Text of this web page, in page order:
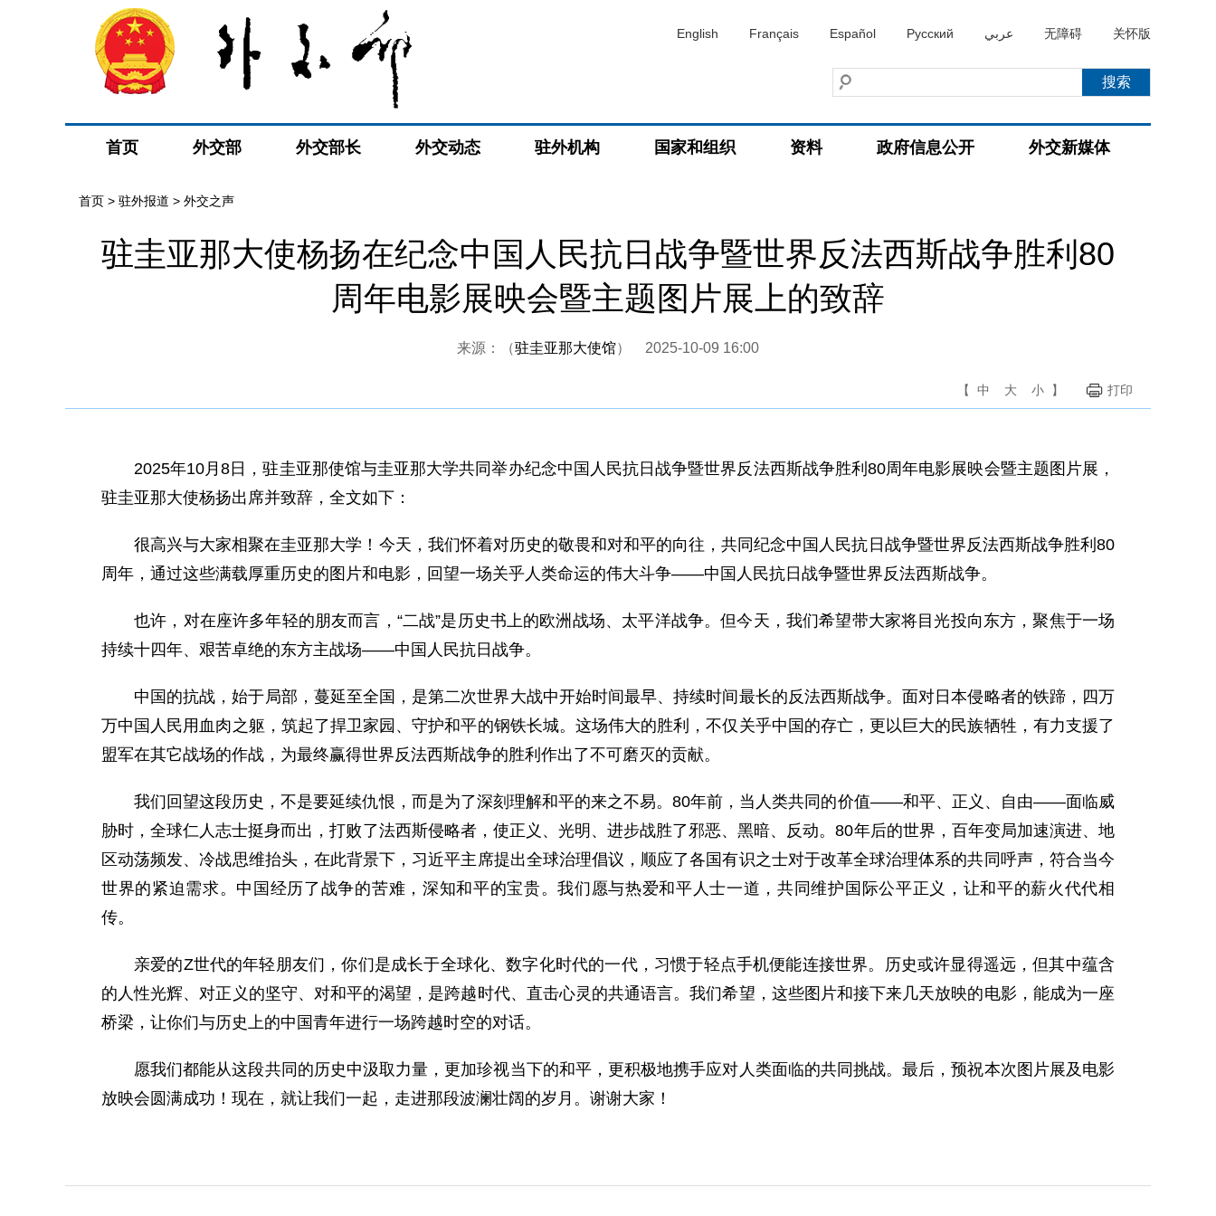
English Français Español Русский عربي 无障碍 关怀版
首页 外交部 外交部长 外交动态 驻外机构 国家和组织 资料 政府信息公开 外交新媒体
首页 > 驻外报道 > 外交之声
驻圭亚那大使杨扬在纪念中国人民抗日战争暨世界反法西斯战争胜利80
周年电影展映会暨主题图片展上的致辞
来源：（驻圭亚那大使馆） 2025-10-09 16:00
【 中 大 小 】 打印
2025年10月8日，驻圭亚那使馆与圭亚那大学共同举办纪念中国人民抗日战争暨世界反法西斯战争胜利80周年电影展映会暨主题图片展，
驻圭亚那大使杨扬出席并致辞，全文如下：
很高兴与大家相聚在圭亚那大学！今天，我们怀着对历史的敬畏和对和平的向往，共同纪念中国人民抗日战争暨世界反法西斯战争胜利80
周年，通过这些满载厚重历史的图片和电影，回望一场关乎人类命运的伟大斗争——中国人民抗日战争暨世界反法西斯战争。
也许，对在座许多年轻的朋友而言，“二战”是历史书上的欧洲战场、太平洋战争。但今天，我们希望带大家将目光投向东方，聚焦于一场
持续十四年、艰苦卓绝的东方主战场——中国人民抗日战争。
中国的抗战，始于局部，蔓延至全国，是第二次世界大战中开始时间最早、持续时间最长的反法西斯战争。面对日本侵略者的铁蹄，四万
万中国人民用血肉之躯，筑起了捍卫家园、守护和平的钢铁长城。这场伟大的胜利，不仅关乎中国的存亡，更以巨大的民族牺牲，有力支援了
盟军在其它战场的作战，为最终赢得世界反法西斯战争的胜利作出了不可磨灭的贡献。
我们回望这段历史，不是要延续仇恨，而是为了深刻理解和平的来之不易。80年前，当人类共同的价值——和平、正义、自由——面临威
胁时，全球仁人志士挺身而出，打败了法西斯侵略者，使正义、光明、进步战胜了邪恶、黑暗、反动。80年后的世界，百年变局加速演进、地
区动荡频发、冷战思维抬头，在此背景下，习近平主席提出全球治理倡议，顺应了各国有识之士对于改革全球治理体系的共同呼声，符合当今
世界的紧迫需求。中国经历了战争的苦难，深知和平的宝贵。我们愿与热爱和平人士一道，共同维护国际公平正义，让和平的薪火代代相
传。
亲爱的Z世代的年轻朋友们，你们是成长于全球化、数字化时代的一代，习惯于轻点手机便能连接世界。历史或许显得遥远，但其中蕴含
的人性光辉、对正义的坚守、对和平的渴望，是跨越时代、直击心灵的共通语言。我们希望，这些图片和接下来几天放映的电影，能成为一座
桥梁，让你们与历史上的中国青年进行一场跨越时空的对话。
愿我们都能从这段共同的历史中汲取力量，更加珍视当下的和平，更积极地携手应对人类面临的共同挑战。最后，预祝本次图片展及电影
放映会圆满成功！现在，就让我们一起，走进那段波澜壮阔的岁月。谢谢大家！